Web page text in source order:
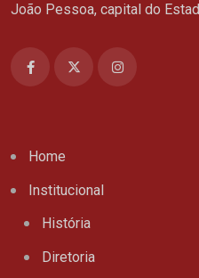
João Pessoa, capital do
Home
Institucional
História
Diretoria